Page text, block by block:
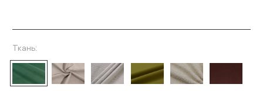
Комнаты
Спальня
Выберите ткань
Ткань: